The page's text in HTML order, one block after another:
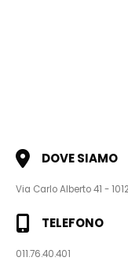
DOVE SIAMO
Via Carlo Alberto 41 -
TELEFONO
011.76.40.401